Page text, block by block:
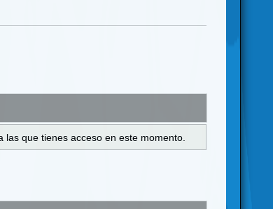
que tienes acceso en este momento.